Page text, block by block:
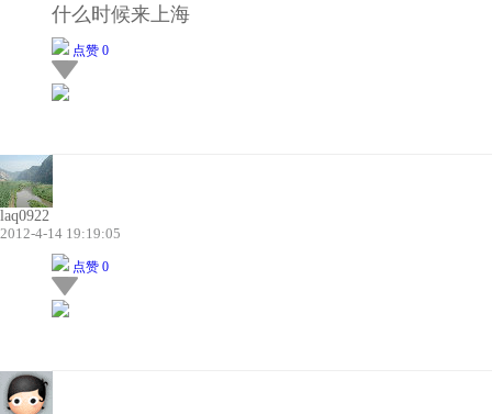
什么时候来上海
点赞 0
laq0922
2012-4-14 19:19:05
点赞 0